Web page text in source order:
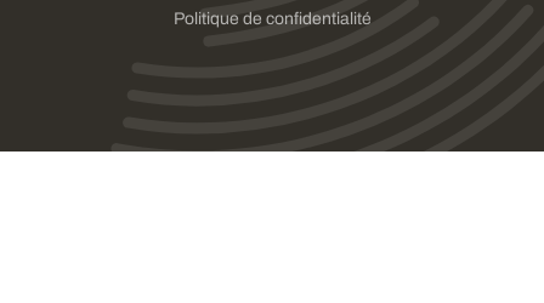
Politique de confidentialité